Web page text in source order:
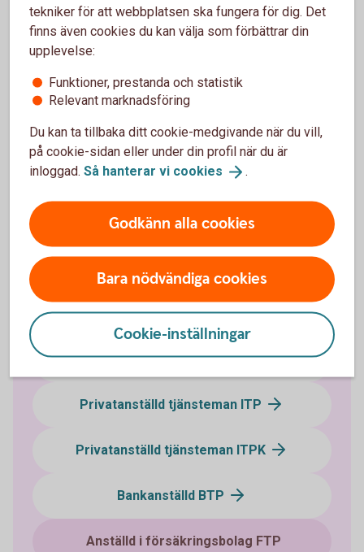
Prata pension med oss
pensionssparande
Boka tid för rådgivningsmöte
Boka tid för rådgivning i vår onlinebokning
Vilket avtalsområde tillhör du?
Så placeras din tjänstepension
Privatanställd arbetare SAF-LO
Privatanställd tjänsteman ITP
Privatanställd tjänsteman ITPK
Bankanställd BTP
Anställd i försäkringsbolag FTP
tekniker för att webbplatsen ska fungera för dig. Det
finns även cookies du kan välja som förbättrar din
upplevelse:
Funktioner, prestanda och statistik
Relevant marknadsföring
Du kan ta tillbaka ditt cookie-medgivande när du vill,
på cookie-sidan eller under din profil när du är
inloggad. Så hanterar vi cookies .
Godkänn alla cookies
Bara nödvändiga cookies
Cookie-inställningar